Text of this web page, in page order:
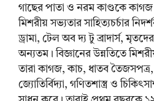
গাছের পাতা ও নরম কাণ্ডকে কাগজ
মিশরীয় সভ্যতার সাহিত্যচর্চার
ড্রামা, টেল অব দ্য টু ব্রাদার্স,
অন্যতম। বিজ্ঞানের উন্নতিতে
তারা কাগজ, কাচ, ধাতব তৈজসপত্র,
জ্যোতির্বিদ্যা, গণিতশাস্ত্র ও